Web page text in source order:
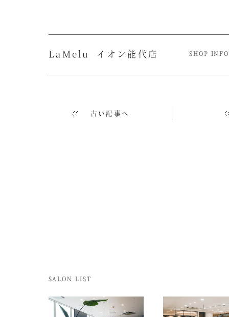
LaMelu イオン能代店 SHOP INFO
古い記事へ
SALON LIST